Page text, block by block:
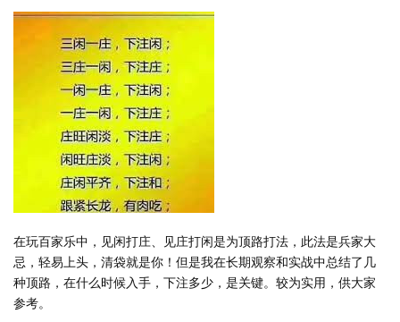
在玩百家乐中，见闲打庄、见庄打闲是为顶路打法，此法是兵家大
忌，轻易上头，清袋就是你！但是我在长期观察和实战中总结了几
种顶路，在什么时候入手，下注多少，是关键。较为实用，供大家
参考。